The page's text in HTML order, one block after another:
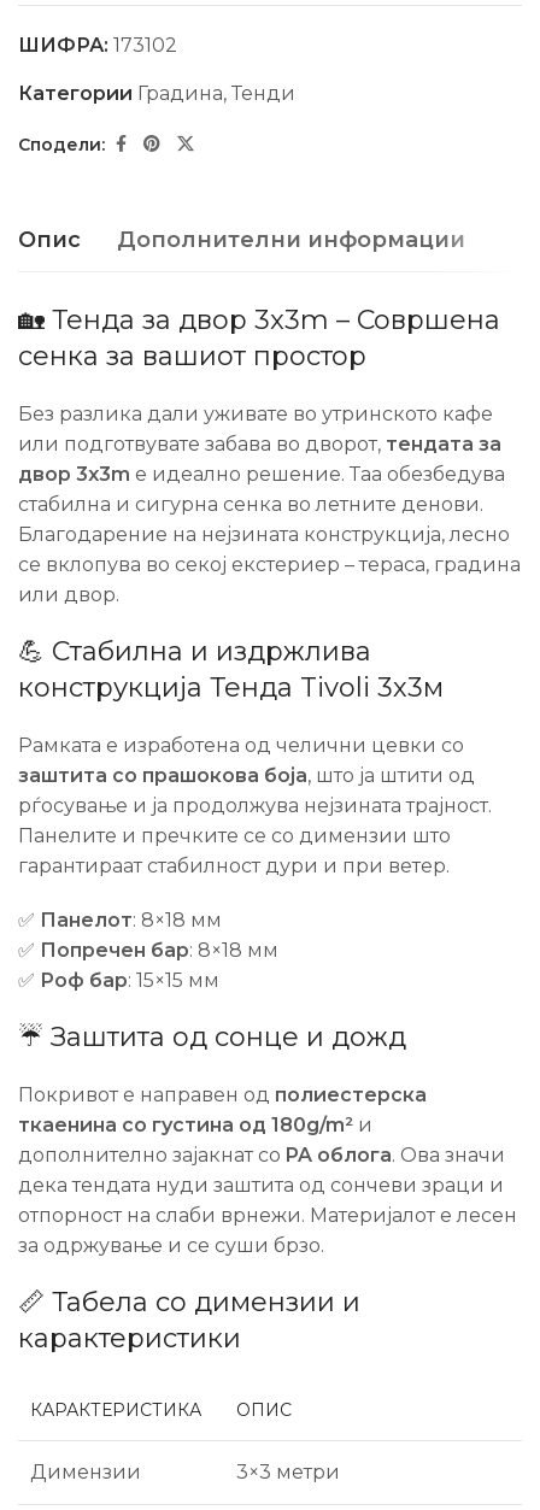
ШИФРА: 173102
Категории Градина, Тенди
Опис Дополнителни информации
🏡 Тенда за двор 3x3m – Совршена
сенка за вашиот простор
Без разлика дали уживате во утринското кафе
или подготвувате забава во дворот, тендата за
двор 3x3m е идеално решение. Таа обезбедува
стабилна и сигурна сенка во летните денови.
Благодарение на нејзината конструкција, лесно
се вклопува во секој екстериер – тераса, градина
или двор.
💪 Стабилна и издржлива
конструкција Тенда Tivoli 3х3м
Рамката е изработена од челични цевки со
заштита со прашокова боја, што ја штити од
рѓосување и ја продолжува нејзината трајност.
Панелите и пречките се со димензии што
гарантираат стабилност дури и при ветер.
✅ Панелот: 8×18 мм
✅ Попречен бар: 8×18 мм
✅ Роф бар: 15×15 мм
☔ Заштита од сонце и дожд
Покривот е направен од полиестерска
ткаенина со густина од 180g/m² и
дополнително зајакнат со PA облога. Ова значи
дека тендата нуди заштита од сончеви зраци и
отпорност на слаби врнежи. Материјалот е лесен
за одржување и се суши брзо.
📏 Табела со димензии и
карактеристики
КАРАКТЕРИСТИКА ОПИС
Димензии 3×3 метри